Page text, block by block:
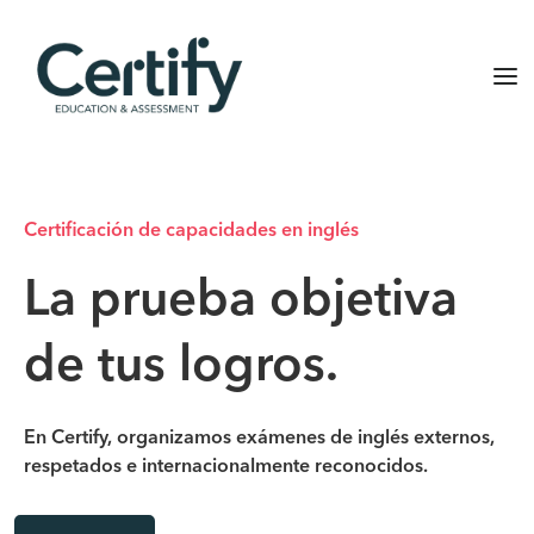
Certificación de capacidades en inglés
La prueba objetiva
de tus logros.
En Certify, organizamos exámenes de inglés externos,
respetados e internacionalmente reconocidos.